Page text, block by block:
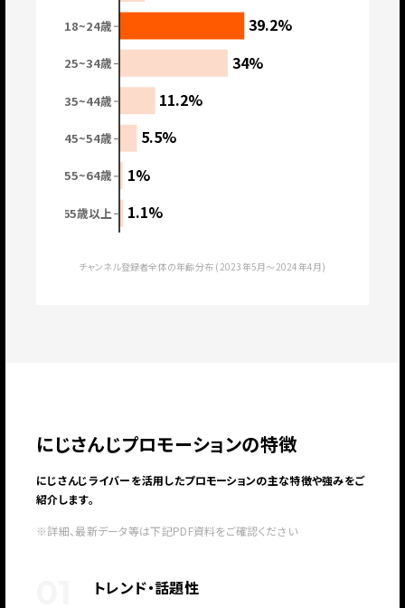
39.2%
34%
11.2%
5.5%
1%
1.1%
18~24歳
25~34歳
35~44歳
45~54歳
55~64歳
65歳以上
チャンネル登録者全体の年齢分布 (2023年5月〜2024年4月)
にじさんじプロモーションの特徴
にじさんじライバーを活用したプロモーションの主な特徴や強みをご
紹介します。
※詳細、最新データ等は下記PDF資料をご確認ください
トレンド・話題性